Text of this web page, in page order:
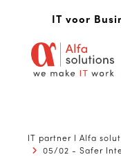
IT voor
IT partner I Alfa
05/02 - Safer